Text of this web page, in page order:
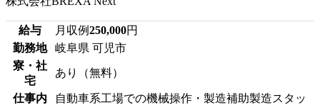
給与 月収例250,000円
勤務地
岐阜県 可児市
寮・社
宅
あり（無料）
仕事内
自動車系工場での機械操作・製造補助製造スタッ